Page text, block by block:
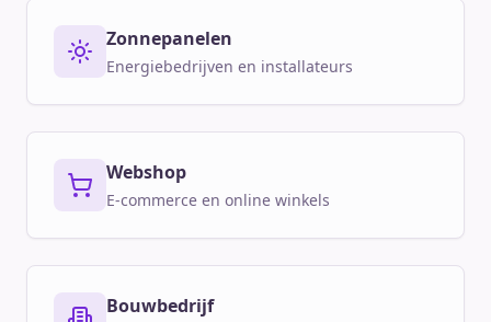
Zonnepanelen
Energiebedrijven en installateurs
Webshop
E-commerce en online winkels
Bouwbedrijf